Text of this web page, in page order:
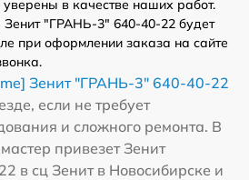
в качестве наших работ.
Зенит "ГРАНЬ-3" 640-40-22 будет
при оформлении заказа на сайте
Зенит "ГРАНЬ-3" 640-40-22
если не требует
и сложного ремонта. В
привезет Зенит
в сц Зенит в Новосибирске и